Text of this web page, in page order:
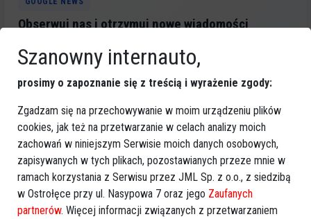
Obserwuj nas i otrzymuj nowe wiadomości
Obserwuj w Google News
REKLAMA
Szanowny internauto,
prosimy o zapoznanie się z treścią i wyrażenie zgody:
Zgadzam się na przechowywanie w moim urządzeniu plików
cookies, jak też na przetwarzanie w celach analizy moich
zachowań w niniejszym Serwisie moich danych osobowych,
zapisywanych w tych plikach, pozostawianych przeze mnie w
ramach korzystania z Serwisu przez JML Sp. z o.o., z siedzibą
w Ostrołęce przy ul. Nasypowa 7 oraz jego Zaufanych
partnerów. Więcej informacji związanych z przetwarzaniem